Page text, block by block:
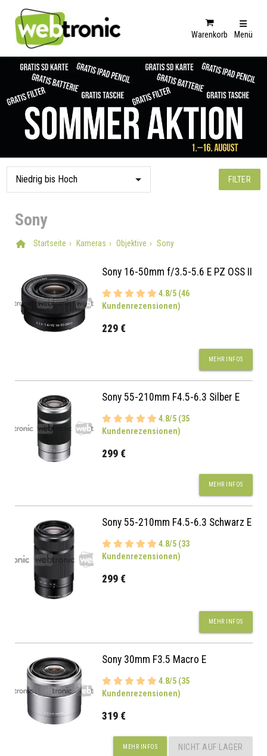
Warenkorb Menü
FILTER
Sony
Startseite Kameras Objektive Sony
Sony 16-50mm f/3.5-5.6 E PZ OSS II
4.8/5 (46
Kundenrezensionen)
229 €
MEHR INFOS
Sony 55-210mm F4.5-6.3 Silber E
4.8/5 (35
Kundenrezensionen)
299 €
MEHR INFOS
Sony 55-210mm F4.5-6.3 Schwarz E
4.8/5 (33
Kundenrezensionen)
299 €
MEHR INFOS
Sony 30mm F3.5 Macro E
4.8/5 (35
Kundenrezensionen)
319 €
MEHR INFOS NICHT AUF LAGER